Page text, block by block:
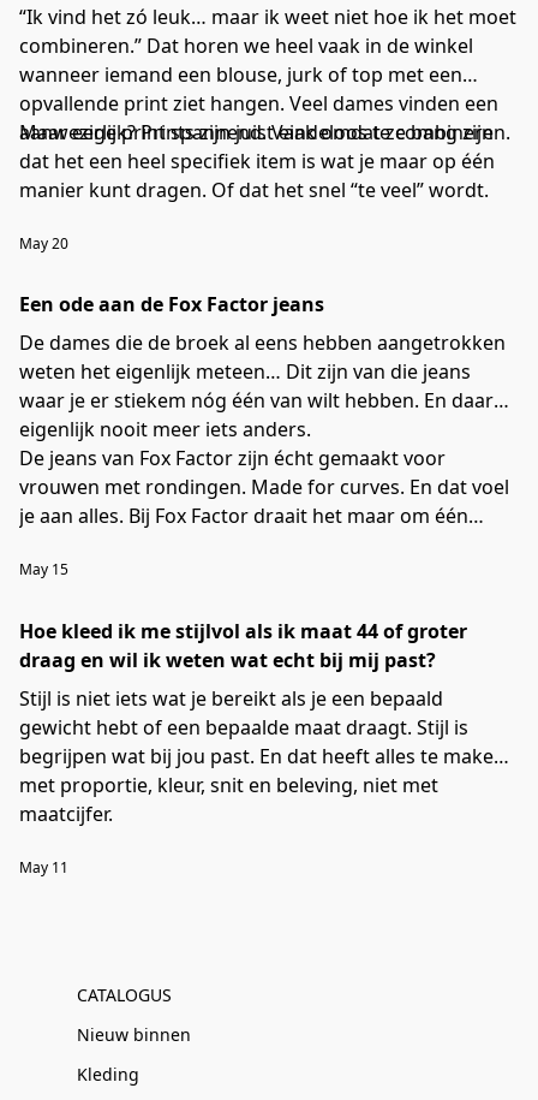
“Ik vind het zó leuk… maar ik weet niet hoe ik het moet
combineren.” Dat horen we heel vaak in de winkel
wanneer iemand een blouse, jurk of top met een
opvallende print ziet hangen. Veel dames vinden een
aanwezige print spannend. Vaak omdat ze bang zijn
dat het een heel specifiek item is wat je maar op één
manier kunt dragen. Of dat het snel “te veel” wordt.
Maar eerlijk? Prints zijn juist eindeloos te combineren.
May 20
Een ode aan de Fox Factor jeans
De dames die de broek al eens hebben aangetrokken
weten het eigenlijk meteen… Dit zijn van die jeans
waar je er stiekem nóg één van wilt hebben. En daarna
eigenlijk nooit meer iets anders.
De jeans van Fox Factor zijn écht gemaakt voor
vrouwen met rondingen. Made for curves. En dat voel
je aan alles. Bij Fox Factor draait het maar om één
geweldig uitziet, maar je je ook geweldig voelt.
May 15
Hoe kleed ik me stijlvol als ik maat 44 of groter
draag en wil ik weten wat echt bij mij past?
Stijl is niet iets wat je bereikt als je een bepaald
gewicht hebt of een bepaalde maat draagt. Stijl is
begrijpen wat bij jou past. En dat heeft alles te maken
met proportie, kleur, snit en beleving, niet met
maatcijfer.
May 11
CATALOGUS
Nieuw binnen
Kleding